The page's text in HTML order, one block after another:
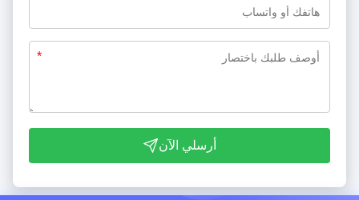
*
أرسلي الآن